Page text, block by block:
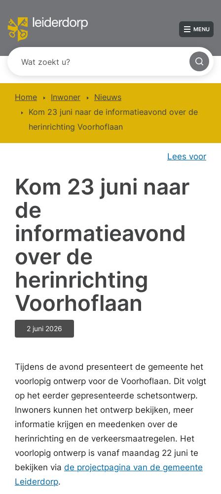
MENU
Home Inwoner
Nieuws
Kom 23 juni naar de informatieavond over de
herinrichting Voorhoflaan
Lees voor
Kom 23 juni naar
de
informatieavond
over de
herinrichting
Voorhoflaan
2 juni 2026
Tijdens de avond presenteert de gemeente het
voorlopig ontwerp voor de Voorhoflaan. Dit volgt
op het eerder gepresenteerde schetsontwerp.
Inwoners kunnen het ontwerp bekijken, meer
informatie krijgen en meedenken over de
herinrichting en de verkeersmaatregelen. Het
voorlopig ontwerp is vanaf maandag 22 juni te
bekijken via de projectpagina van de gemeente
Leiderdorp.